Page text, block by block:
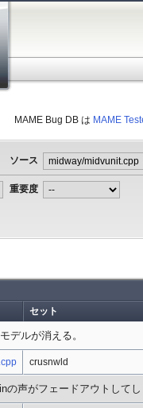
MAME Bug DB は MAME
ソース
重要度
セット
デルが消える。
crusnwld
の声がフェードアウトして